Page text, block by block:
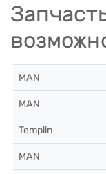
MAN
MAN
Templin
MAN